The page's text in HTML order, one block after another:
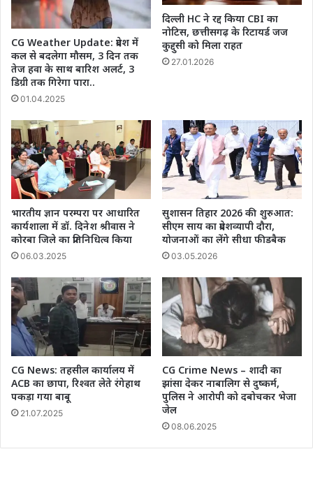
CG Weather Update: प्रदेश में
कल से बदलेगा मौसम, 3 दिन तक
तेज हवा के साथ बारिश अलर्ट, 3
डिग्री तक गिरेगा पारा..
01.04.2025
दिल्ली HC ने रद्द किया CBI का
नोटिस, छत्तीसगढ़ के रिटायर्ड जज
कुद्दुसी को मिला राहत
27.01.2026
भारतीय ज्ञान परम्परा पर आधारित
कार्यशाला में डॉ. दिनेश श्रीवास ने
कोरबा जिले का प्रतिनिधित्व किया
06.03.2025
सुशासन तिहार 2026 की शुरुआत:
सीएम साय का प्रदेशव्यापी दौरा,
योजनाओं का लेंगे सीधा फीडबैक
03.05.2026
CG News: तहसील कार्यालय में
ACB का छापा, रिश्वत लेते रंगेहाथ
पकड़ा गया बाबू
21.07.2025
CG Crime News – शादी का
झांसा देकर नाबालिग से दुष्कर्म,
पुलिस ने आरोपी को दबोचकर भेजा
जेल
08.06.2025